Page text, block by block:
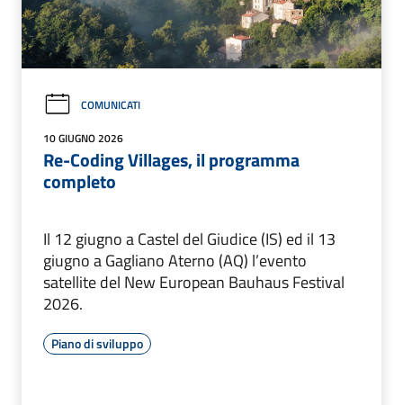
COMUNICATI
10 GIUGNO 2026
Re-Coding Villages, il programma
completo
Il 12 giugno a Castel del Giudice (IS) ed il 13
giugno a Gagliano Aterno (AQ) l’evento
satellite del New European Bauhaus Festival
2026.
Piano di sviluppo